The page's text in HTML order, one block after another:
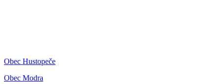
Obec Hustopeče
Obec Modra